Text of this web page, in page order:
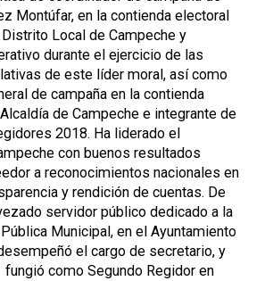
Montúfar, en la contienda electoral
Local de Campeche y
durante el ejercicio de las
de este líder moral, así como
de campaña en la contienda
de Campeche e integrante de
2018. Ha liderado el
con buenos resultados
a reconocimientos nacionales en
y rendición de cuentas. De
servidor público dedicado a la
Municipal, en el Ayuntamiento
el cargo de secretario, y
como Segundo Regidor en